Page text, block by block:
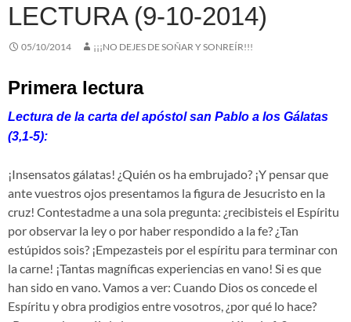
LECTURA (9-10-2014)
05/10/2014 ¡¡¡NO DEJES DE SOÑAR Y SONREÍR!!!
Primera lectura
Lectura de la carta del apóstol san Pablo a los Gálatas
(3,1-5):
¡Insensatos gálatas! ¿Quién os ha embrujado? ¡Y pensar que
ante vuestros ojos presentamos la figura de Jesucristo en la
cruz! Contestadme a una sola pregunta: ¿recibisteis el Espíritu
por observar la ley o por haber respondido a la fe? ¿Tan
estúpidos sois? ¡Empezasteis por el espíritu para terminar con
la carne! ¡Tantas magníficas experiencias en vano! Si es que
han sido en vano. Vamos a ver: Cuando Dios os concede el
Espíritu y obra prodigios entre vosotros, ¿por qué lo hace?